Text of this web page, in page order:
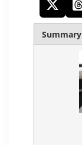
Summary